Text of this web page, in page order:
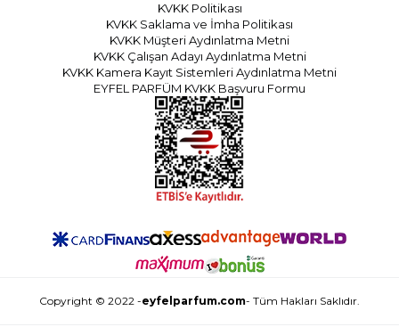
KVKK Politikası
KVKK Saklama ve İmha Politikası
KVKK Müşteri Aydınlatma Metni
KVKK Çalışan Adayı Aydınlatma Metni
KVKK Kamera Kayıt Sistemleri Aydınlatma Metni
EYFEL PARFÜM KVKK Başvuru Formu
Copyright © 2022 -eyfelparfum.com- Tüm Hakları Saklıdır.